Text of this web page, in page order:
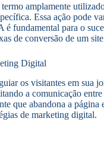
amplamente
Essa ação pode
fundamental para o
de conversão de um
Digital
os visitantes em sua
a comunicação
que abandona a
de marketing digital.